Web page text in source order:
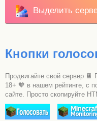
Выделить
Кнопки
Продвигайте свой сервер
18+ 🧡 в нашем рейтинге, с
сайте. Просто скопируйте